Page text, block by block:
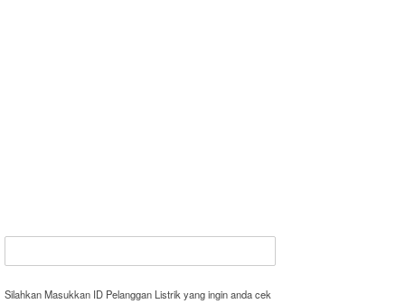
Silahkan Masukkan ID Pelanggan Listrik yang ingin anda cek